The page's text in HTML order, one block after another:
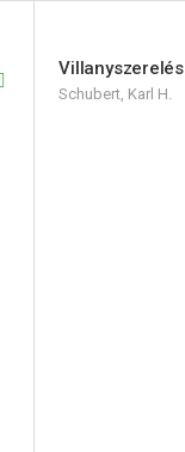
Villanyszerelés
Schubert, Karl H.